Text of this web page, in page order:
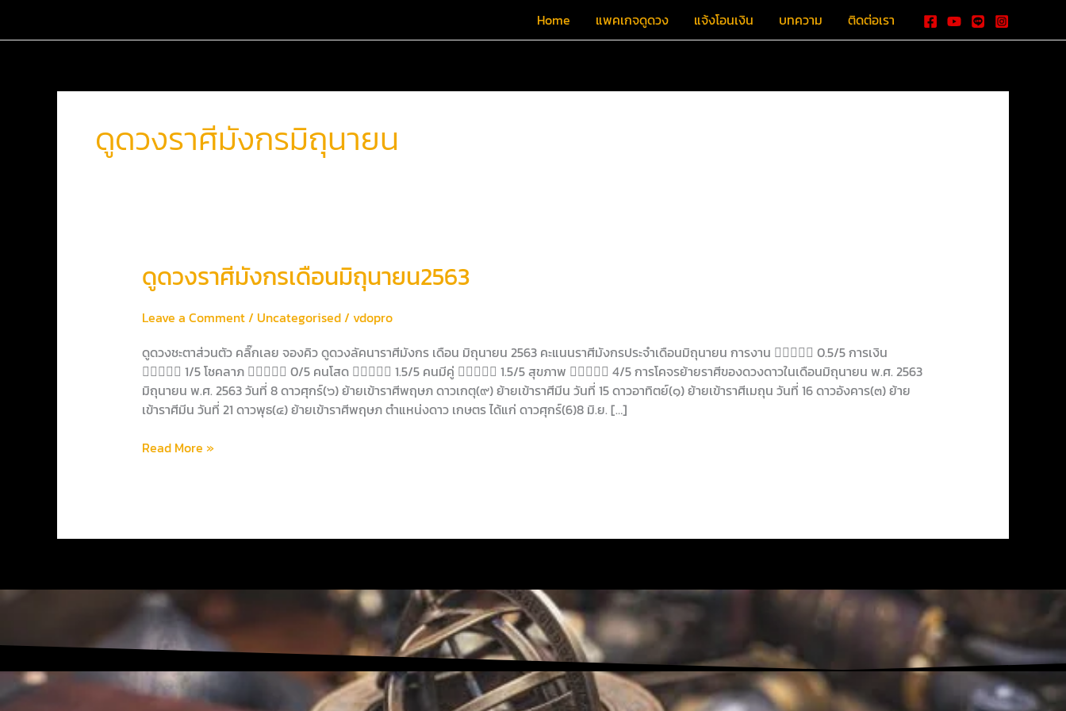
content
Home แพคเกจดูดวง แจ้งโอนเงิน บทความ ติดต่อเรา
ดูดวงราศีมังกรมิถุนายน
ดูดวงราศีมังกรเดือนมิถุนายน2563
Leave a Comment/ Uncategorised/ vdopro
ดูดวงชะตาส่วนตัว คลิ๊กเลย จองคิว ดูดวงลัคนาราศีมังกร เดือน มิถุนายน 2563 คะแนนราศีมังกรประจำเดือนมิถุนายน การงาน  0.5/5 การเงิน
 1/5 โชคลาภ  0/5 คนโสด  1.5/5 คนมีคู่  1.5/5 สุขภาพ  4/5 การโคจรย้ายราศีของดวงดาวในเดือนมิถุนายน พ.ศ. 2563
มิถุนายน พ.ศ. 2563 วันที่ 8 ดาวศุกร์(๖) ย้ายเข้าราศีพฤษภ ดาวเกตุ(๙) ย้ายเข้าราศีมีน วันที่ 15 ดาวอาทิตย์(๑) ย้ายเข้าราศีเมถุน วันที่ 16 ดาวอังคาร(๓) ย้าย
เข้าราศีมีน วันที่ 21 ดาวพุธ(๔) ย้ายเข้าราศีพฤษภ ตำแหน่งดาว เกษตร ได้แก่ ดาวศุกร์(6)8 มิ.ย. […]
วง
มังกร
มิถุนายน2563
Read More »